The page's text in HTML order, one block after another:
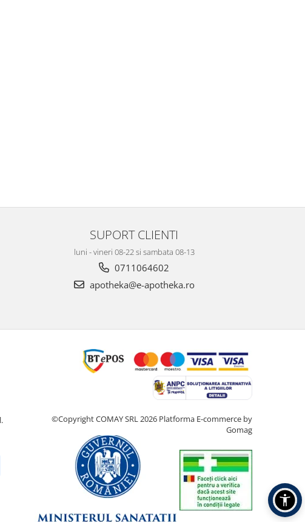
SUPORT CLIENTI
luni - vineri 08-22 si sambata 08-13
0711064602
apotheka@e-apotheka.ro
©Copyright COMAY SRL 2026 Platforma E-commerce by
Gomag